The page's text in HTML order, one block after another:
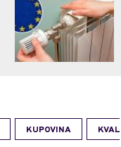
KUPOVINA